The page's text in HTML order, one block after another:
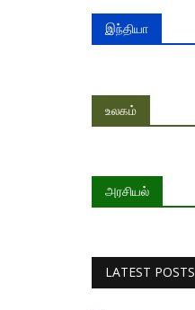
இந்தியா
உலகம்
அரசியல்
LATEST POSTS